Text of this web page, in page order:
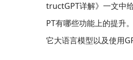
tructGPT详解》一文中
PT有哪些功能上的提升
它大语言模型以及使用